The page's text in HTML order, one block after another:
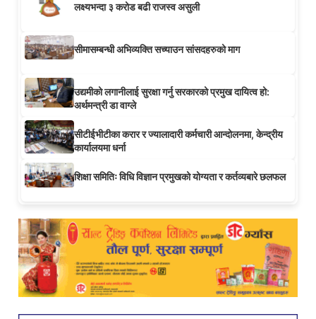
लक्ष्यभन्दा ३ करोड बढी राजस्व असुली
सीमासम्बन्धी अभिव्यक्ति सच्याउन सांसदहरुको माग
उद्यमीको लगानीलाई सुरक्षा गर्नु सरकारको प्रमुख दायित्व हो:
अर्थमन्त्री डा वाग्ले
सीटीईभीटीका करार र ज्यालादारी कर्मचारी आन्दोलनमा, केन्द्रीय
कार्यालयमा धर्ना
शिक्षा समितिः विधि विज्ञान प्रमुखको योग्यता र कर्तव्यबारे छलफल